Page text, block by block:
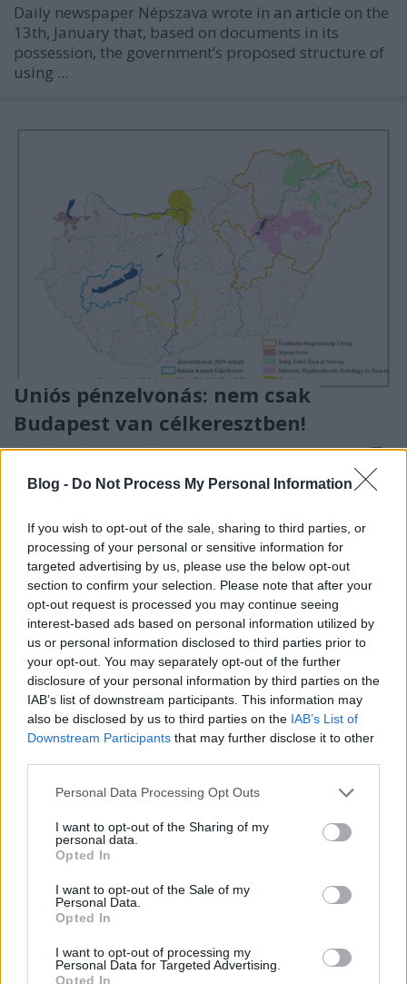
Blog - Do Not Process My Personal Information
If you wish to opt-out of the sale, sharing to third parties, or
processing of your personal or sensitive information for
targeted advertising by us, please use the below opt-out
section to confirm your selection. Please note that after your
opt-out request is processed you may continue seeing
interest-based ads based on personal information utilized by
us or personal information disclosed to third parties prior to
your opt-out. You may separately opt-out of the further
disclosure of your personal information by third parties on the
IAB’s list of downstream participants. This information may
also be disclosed by us to third parties on the IAB’s List of
Downstream Participants that may further disclose it to other
Please note that this website/app uses one or more Google
not limited to your visit or usage behaviour. You may click to
grant or deny consent to Google and its third-party tags to
use your data for below specified purposes in below Google
consent section.
Personal Data Processing Opt Outs
I want to opt-out of the Sharing of my
personal data.
Opted In
I want to opt-out of the Sale of my
Personal Data.
Opted In
I want to opt-out of processing my
Personal Data for Targeted Advertising.
Opted In
Daily newspaper Népszava wrote in an article on the
13th, January that, based on documents in its
possession, the government’s proposed structure of
using ...
Uniós pénzelvonás: nem csak
Budapest van célkeresztben!
jávor benedek•2020. január 14. 4
írta meg , hogy a kormány által előterjesztett uniós
pénzfelhasználási struktúra megnyitja az utat az ...
Az EU-s óriásbüntetések
végszámlája: túl az 500 milliárdon
jávor benedek• 2019. november 12.
A 2014-2020 közötti időszak uniós